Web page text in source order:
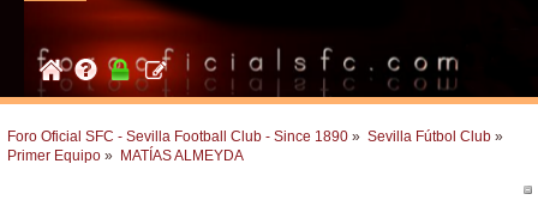
Foro Oficial SFC - Sevilla Football Club - Since 1890 » Sevilla Fútbol Club »
Primer Equipo » MATÍAS ALMEYDA